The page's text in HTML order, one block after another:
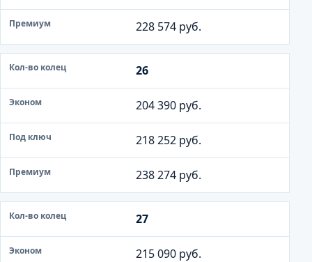
228 574 руб.
26
204 390 руб.
218 252 руб.
238 274 руб.
27
215 090 руб.